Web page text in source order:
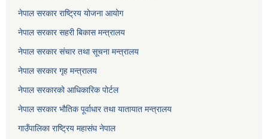
नेपाल सरकार राष्ट्रिय योजना आयोग
नेपाल सरकार सहरी बिकास मन्त्रालय
नेपाल सरकार संचार तथा सूचना मन्त्रालय
नेपाल सरकार गृह मन्त्रालय
नेपाल सरकारको आधिकारिक पोर्टल
नेपाल सरकार भौतिक पूर्वाधार तथा यातायात मन्त्रालय
गाउँपालिका राष्ट्रिय महासंघ नेपाल